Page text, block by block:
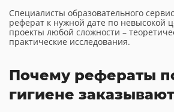
Специалисты образовательного
реферат к нужной дате по невысокой
проекты любой сложности –
практические исследования.
Почему рефераты
гигиене